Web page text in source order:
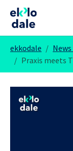
Zum Hauptinhalt
Skip to page footer
ekkodale
Praxis meets